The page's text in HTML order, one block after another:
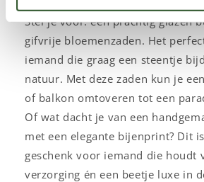
Stel je voor: een prachtig glazen
gifvrije bloemenzaden. Het
iemand die graag een steentje
natuur. Met deze zaden kun je
of balkon omtoveren tot een
Of wat dacht je van een
met een elegante bijenprint? Dit
geschenk voor iemand die houdt
verzorging én een beetje luxe in